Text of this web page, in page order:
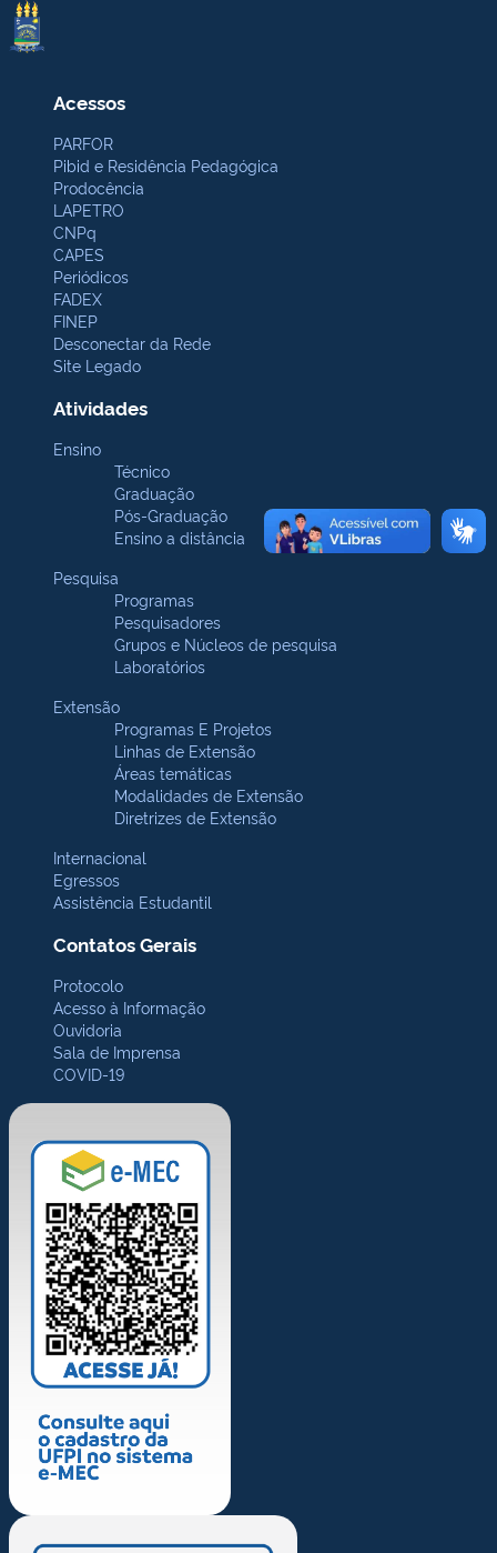
Acessos
PARFOR
Pibid e Residência Pedagógica
Prodocência
LAPETRO
CNPq
CAPES
Periódicos
FADEX
FINEP
Desconectar da Rede
Site Legado
Atividades
Ensino
Técnico
Graduação
Pós-Graduação
Ensino a distância
Pesquisa
Programas
Pesquisadores
Grupos e Núcleos de pesquisa
Laboratórios
Extensão
Programas E Projetos
Linhas de Extensão
Áreas temáticas
Modalidades de Extensão
Diretrizes de Extensão
Internacional
Egressos
Assistência Estudantil
Contatos Gerais
Protocolo
Acesso à Informação
Ouvidoria
Sala de Imprensa
COVID-19